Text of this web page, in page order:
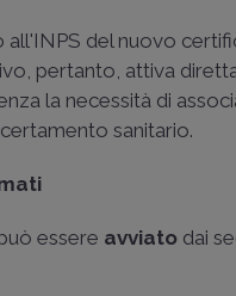
all'INPS del nuovo
pertanto, attiva
la necessità di
sanitario.
essere avviato dai